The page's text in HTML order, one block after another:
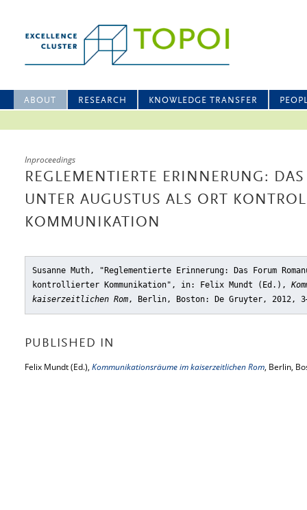
ABOUT RESEARCH KNOWLEDGE TRANSFER
Inproceedings
REGLEMENTIERTE ERINNERUNG:
UNTER AUGUSTUS ALS ORT
KOMMUNIKATION
Susanne Muth, "Reglementierte Erinnerung: Das Forum
kontrollierter Kommunikation" , in: Felix Mundt (Ed.),
kaiserzeitlichen Rom, Berlin, Boston: De Gruyter, 2012,
PUBLISHED IN
Felix Mundt (Ed.), Kommunikationsräume im kaiserzeitlichen Rom, Berlin,